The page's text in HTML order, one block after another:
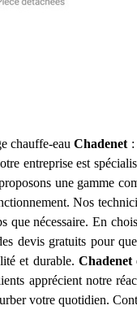
chauffe-eauChadenet
entreprise est
une gamme
Nos
que nécessaire. En
devis gratuits pour
et durable. Chadenet
apprécient notre
votre quotidien.